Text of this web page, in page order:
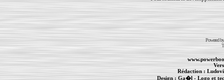
Powered
Rédaction :
Design : Ga�l- Logo et